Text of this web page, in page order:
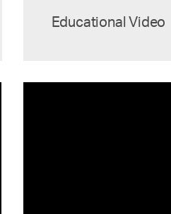
Educational Video